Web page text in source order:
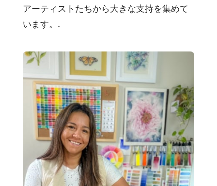
アーティストたちから大きな支持を集めて
います。.